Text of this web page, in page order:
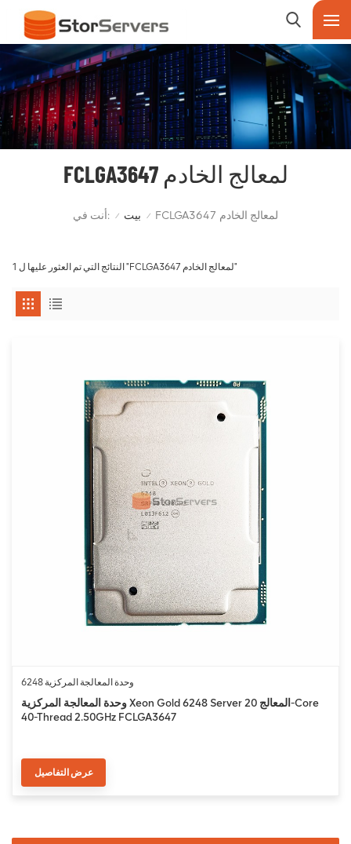
FCLGA3647 لمعالج الخادم
أنت في: / بيت / FCLGA3647 لمعالج الخادم
1 النتائج التي تم العثور عليها ل "FCLGA3647 لمعالج الخادم"
وحدة المعالجة المركزية 6248
وحدة المعالجة المركزية Xeon Gold 6248 Server المعالج 20-Core
40-Thread 2.50GHz FCLGA3647
عرض التفاصيل